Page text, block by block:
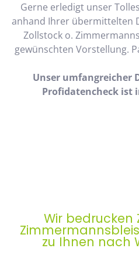
Gerne erledigt unser
anhand Ihrer übermittelten
Zollstock o.
gewünschten Vorstellung.
Unser umfangreicher
Profidatencheck ist
Wir bedrucken
zu Ihnen nach